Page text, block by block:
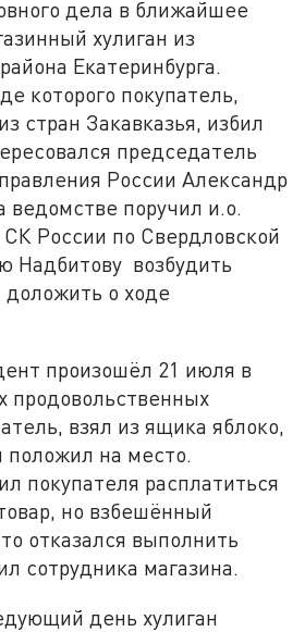
дела в ближайшее
хулиган из
Екатеринбурга.
которого покупатель,
стран Закавказья, избил
председатель
России Александр
ведомстве поручил и.о.
России по Свердловской
Надбитову возбудить
доложить о ходе
произошёл 21 июля в
продовольственных
взял из ящика яблоко,
положил на место.
покупателя расплатиться
но взбешённый
отказался выполнить
сотрудника магазина.
день хулиган